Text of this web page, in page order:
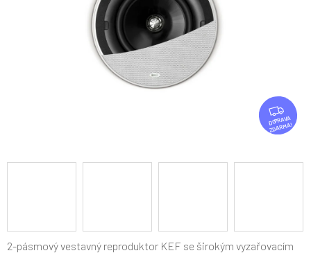
Z
D
A
M
ZDARMA
2-pásmový vestavný reproduktor KEF se širokým vyzařovacím